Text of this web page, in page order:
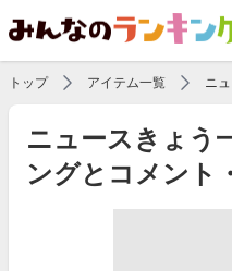
トップ アイテム一覧 ニ
ニュースきょう
ングとコメント